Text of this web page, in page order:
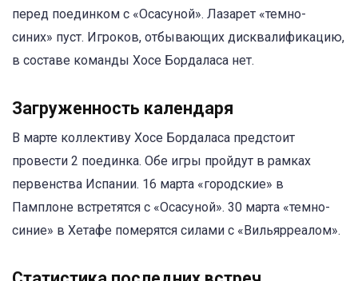
перед поединком с «Осасуной». Лазарет «темно-
синих» пуст. Игроков, отбывающих дисквалификацию,
в составе команды Хосе Бордаласа нет.
Загруженность календаря
В марте коллективу Хосе Бордаласа предстоит
провести 2 поединка. Обе игры пройдут в рамках
первенства Испании. 16 марта «городские» в
Памплоне встретятся с «Осасуной». 30 марта «темно-
синие» в Хетафе померятся силами с «Вильярреалом».